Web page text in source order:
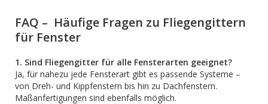
FAQ – Häufige Fragen zu Fliegengittern
für Fenster
1. Sind Fliegengitter für alle Fensterarten geeignet?
Ja, für nahezu jede Fensterart gibt es passende Systeme –
von Dreh- und Kippfenstern bis hin zu Dachfenstern.
Maßanfertigungen sind ebenfalls möglich.